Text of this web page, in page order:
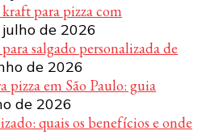
para pizza com
de 2026
salgado personalizada de
de 2026
pizza em São Paulo: guia
de 2026
quais os benefícios e onde